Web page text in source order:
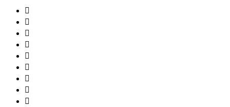








